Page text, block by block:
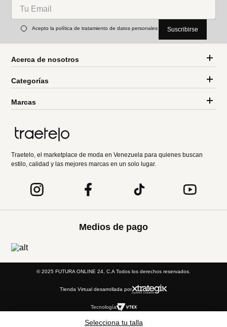
Selecciona tu talla
Acepto la política de tratamiento de datos personales Suscribirse
Acerca de nosotros
Categorías
Marcas
Traetelo, el marketplace de moda en Venezuela para quienes buscan
estilo, calidad y las mejores marcas en un solo lugar.
Medios de pago
© 2025 FUTURA ONLINE 24, C.A Todos los derechos reservados.
Tienda Virtual desarrollada por
Tecnología